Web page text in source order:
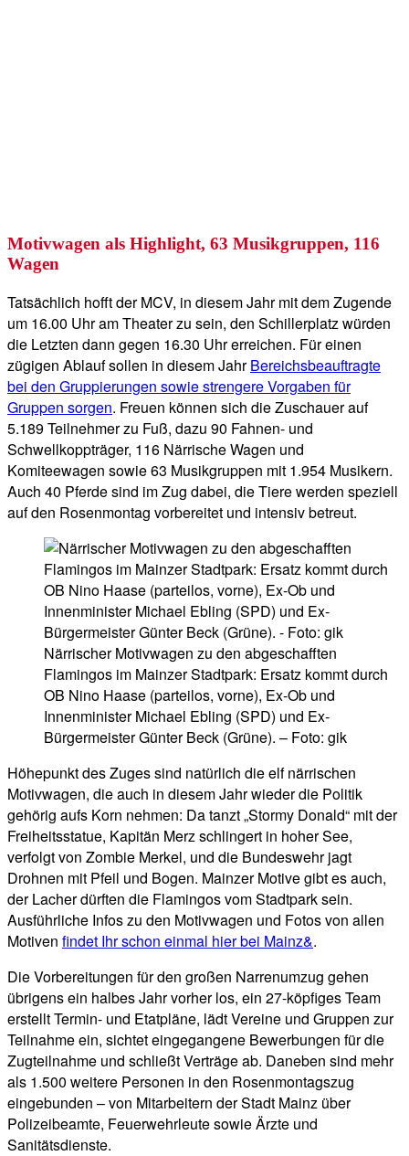
Motivwagen als Highlight, 63 Musikgruppen, 116
Wagen
Tatsächlich hofft der MCV, in diesem Jahr mit dem Zugende
um 16.00 Uhr am Theater zu sein, den Schillerplatz würden
die Letzten dann gegen 16.30 Uhr erreichen. Für einen
zügigen Ablauf sollen in diesem JahrBereichsbeauftragte
bei den Gruppierungen sowie strengere Vorgaben für
Gruppen sorgen. Freuen können sich die Zuschauer auf
5.189 Teilnehmer zu Fuß, dazu 90 Fahnen- und
Schwellkoppträger, 116 Närrische Wagen und
Komiteewagen sowie 63 Musikgruppen mit 1.954 Musikern.
Auch 40 Pferde sind im Zug dabei, die Tiere werden speziell
auf den Rosenmontag vorbereitet und intensiv betreut.
Närrischer Motivwagen zu den abgeschafften
Flamingos im Mainzer Stadtpark: Ersatz kommt durch
OB Nino Haase (parteilos, vorne), Ex-Ob und
Innenminister Michael Ebling (SPD) und Ex-
Bürgermeister Günter Beck (Grüne). – Foto: gik
Höhepunkt des Zuges sind natürlich die elf närrischen
Motivwagen, die auch in diesem Jahr wieder die Politik
gehörig aufs Korn nehmen: Da tanzt „Stormy Donald“ mit der
Freiheitsstatue, Kapitän Merz schlingert in hoher See,
verfolgt von Zombie Merkel, und die Bundeswehr jagt
Drohnen mit Pfeil und Bogen. Mainzer Motive gibt es auch,
der Lacher dürften die Flamingos vom Stadtpark sein.
Ausführliche Infos zu den Motivwagen und Fotos von allen
Motiven findet Ihr schon einmal hier bei Mainz&.
Die Vorbereitungen für den großen Narrenumzug gehen
übrigens ein halbes Jahr vorher los, ein 27-köpfiges Team
erstellt Termin- und Etatpläne, lädt Vereine und Gruppen zur
Teilnahme ein, sichtet eingegangene Bewerbungen für die
Zugteilnahme und schließt Verträge ab. Daneben sind mehr
als 1.500 weitere Personen in den Rosenmontagszug
eingebunden – von Mitarbeitern der Stadt Mainz über
Polizeibeamte, Feuerwehrleute sowie Ärzte und
Sanitätsdienste.